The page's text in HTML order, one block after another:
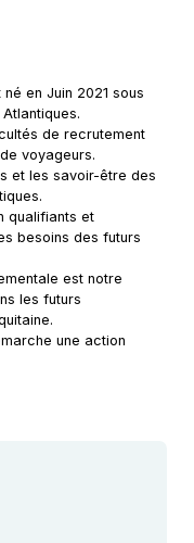
en Juin 2021 sous
de recrutement
voyageurs.
et les savoir-être des
qualifiants et
besoins des futurs
est notre
les futurs
une action